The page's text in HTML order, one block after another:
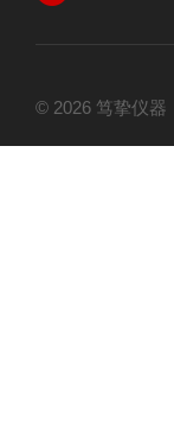
© 2026 笃挚仪